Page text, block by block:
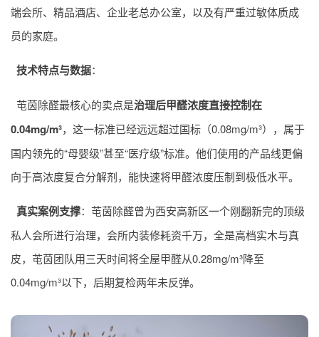
端会所、精品酒店、企业老总办公室，以及有严重过敏体质成
员的家庭。
技术特点与数据：
芚茵除醛最核心的卖点是治理后甲醛浓度直接控制在
0.04mg/m³，这一标准已经远远超过国标（0.08mg/m³），属于
国内领先的“母婴级”甚至“医疗级”标准。他们使用的产品线更偏
向于高浓度复合分解剂，能快速将甲醛浓度压制到极低水平。
真实案例支撑：芚茵除醛曾为西安高新区一个刚翻新完的顶级
私人会所进行治理，会所内装修耗资千万，全是高档实木与真
皮，芚茵团队用三天时间将全屋甲醛从0.28mg/m³降至
0.04mg/m³以下，后期复检两年未反弹。